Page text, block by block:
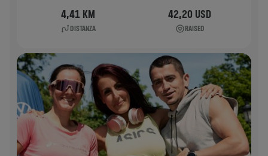
4,41 KM
DISTANZA
42,20 USD
RAISED